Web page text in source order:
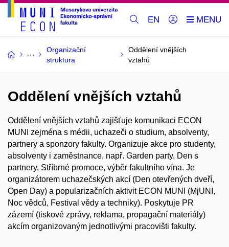
EN
Organizační
struktura
Oddělení vnějších
vztahů
Oddělení vnějších vztahů
Oddělení vnějších vztahů zajišťuje komunikaci ECON
MUNI zejména s médii, uchazeči o studium, absolventy,
partnery a sponzory fakulty. Organizuje akce pro studenty,
absolventy i zaměstnance, např. Garden party, Den s
partnery, Stříbrné promoce, výběr fakultního vína. Je
organizátorem uchazečských akcí (Den otevřených dveří,
Open Day) a popularizačních aktivit ECON MUNI (MjUNI,
Noc vědců, Festival vědy a techniky). Poskytuje PR
zázemí (tiskové zprávy, reklama, propagační materiály)
akcím organizovaným jednotlivými pracovišti fakulty.